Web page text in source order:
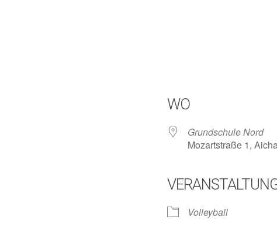
iCalendar
WO
Grundschule Nord
Mozartstraße 1,
Volleyball